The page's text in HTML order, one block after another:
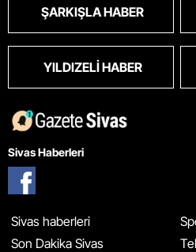
ŞARKIŞLA HABER
YILDIZELI HABER
Sivas Haberleri
Sivas haberleri
Son Dakika Sivas